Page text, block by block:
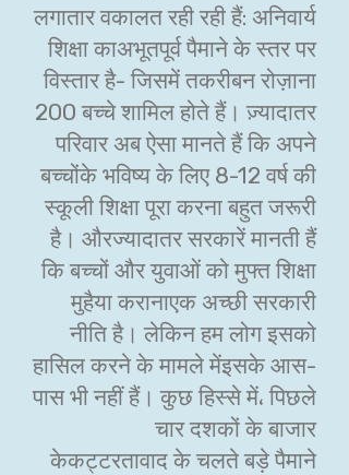
लगातार वकालत रही रही हैं: अनिवार्य
शिक्षा काअभूतपूर्व पैमाने के स्तर पर
विस्तार है- जिसमें तकरीबन रोज़ाना
200 बच्चे शामिल होते हैं। ज़्यादातर
परिवार अब ऐसा मानते हैं कि अपने
बच्चोंके भविष्य के लिए 8-12 वर्ष की
स्कूली शिक्षा पूरा करना बहुत जरूरी
है। औरज्यादातर सरकारें मानती हैं
कि बच्चों और युवाओं को मुफ्त शिक्षा
मुहैया करानाएक अच्छी सरकारी
नीति है। लेकिन हम लोग इसको
हासिल करने के मामले मेंइसके आस-
पास भी नहीं हैं। कुछ हिस्से में، पिछले
चार दशकों के बाजार
केकट्टरतावाद के चलते बड़े पैमाने